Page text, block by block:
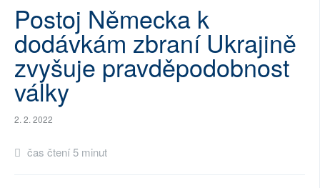
ARCHIV
ROZHOVORY
TÉMATA
NEJČTENĚJŠÍ ZA 7 DNÍ
Postoj Německa k
dodávkám zbraní Ukrajině
zvyšuje pravděpodobnost
války
2. 2. 2022
čas čtení 5 minut